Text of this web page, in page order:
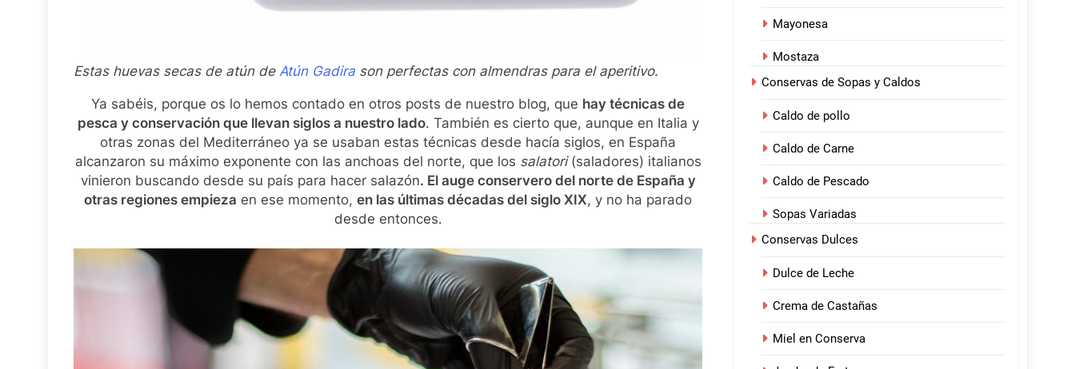
Estas huevas secas de atún de Atún Gadira son perfectas con almendras para el aperitivo.
Ya sabéis, porque os lo hemos contado en otros posts de nuestro blog, que hay técnicas de
pesca y conservación que llevan siglos a nuestro lado. También es cierto que, aunque en Italia y
otras zonas del Mediterráneo ya se usaban estas técnicas desde hacía siglos, en España
alcanzaron su máximo exponente con las anchoas del norte, que los salatori(saladores) italianos
vinieron buscando desde su país para hacer salazón. El auge conservero del norte de España y
otras regiones empieza en ese momento, en las últimas décadas del siglo XIX, y no ha parado
desde entonces.
Mayonesa
Mostaza
Conservas de Sopas y Caldos
Caldo de pollo
Caldo de Carne
Caldo de Pescado
Sopas Variadas
Conservas Dulces
Dulce de Leche
Crema de Castañas
Miel en Conserva